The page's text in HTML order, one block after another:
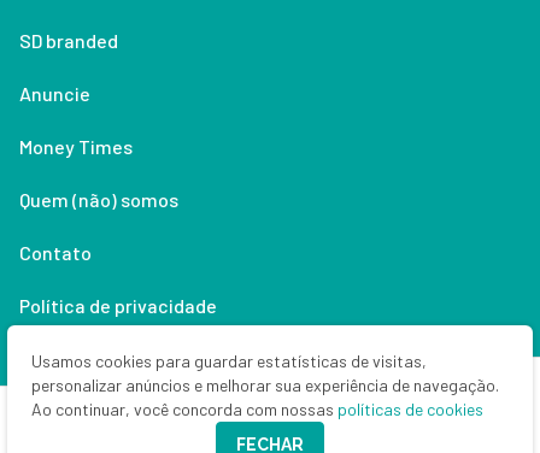
SD branded
Anuncie
Money Times
Quem (não) somos
Contato
Política de privacidade
Lifestyle
Copyright © 2026 Seu Dinheiro. Todos os direitos reservados.
Usamos cookies para guardar estatísticas de visitas,
personalizar anúncios e melhorar sua experiência de navegação.
Ao continuar, você concorda com nossas políticas de cookies
FECHAR